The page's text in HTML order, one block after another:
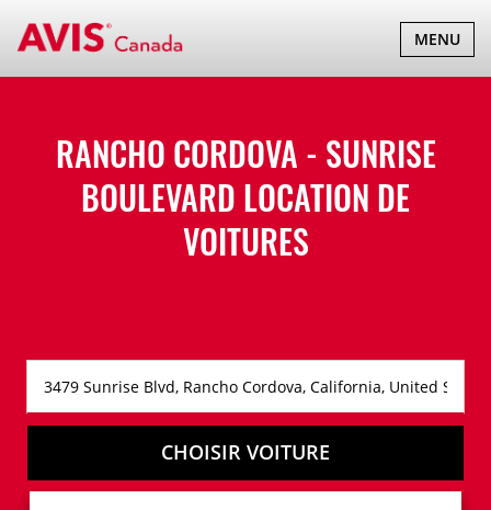
BASCULER
LA
MENU
RANCHO CORDOVA - SUNRISE
BOULEVARD LOCATION DE
VOITURES
CHOISIR VOITURE